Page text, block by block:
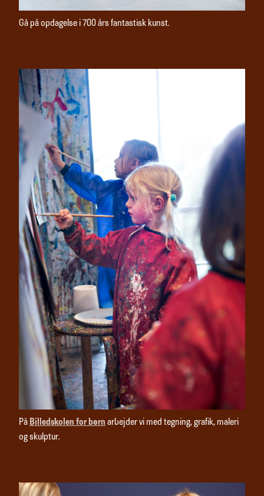
Gå på opdagelse i 700 års fantastisk kunst.
På Billedskolen for børn arbejder vi med tegning, grafik, maleri
og skulptur.